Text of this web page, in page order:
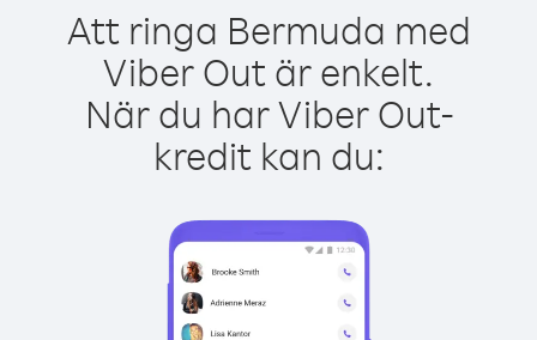
Att ringa Bermuda med
Viber Out är enkelt.
När du har Viber Out-
kredit kan du: